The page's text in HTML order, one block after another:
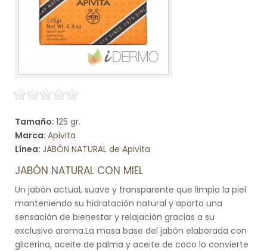
Tamaño: 125 gr.
Marca: Apivita
Línea: JABÓN NATURAL de Apivita
JABÓN NATURAL CON MIEL
Un jabón actual, suave y transparente que limpia la piel
manteniendo su hidratación natural y aporta una
sensación de bienestar y relajación gracias a su
exclusivo aroma.La masa base del jabón elaborada con
glicerina, aceite de palma y aceite de coco lo convierte